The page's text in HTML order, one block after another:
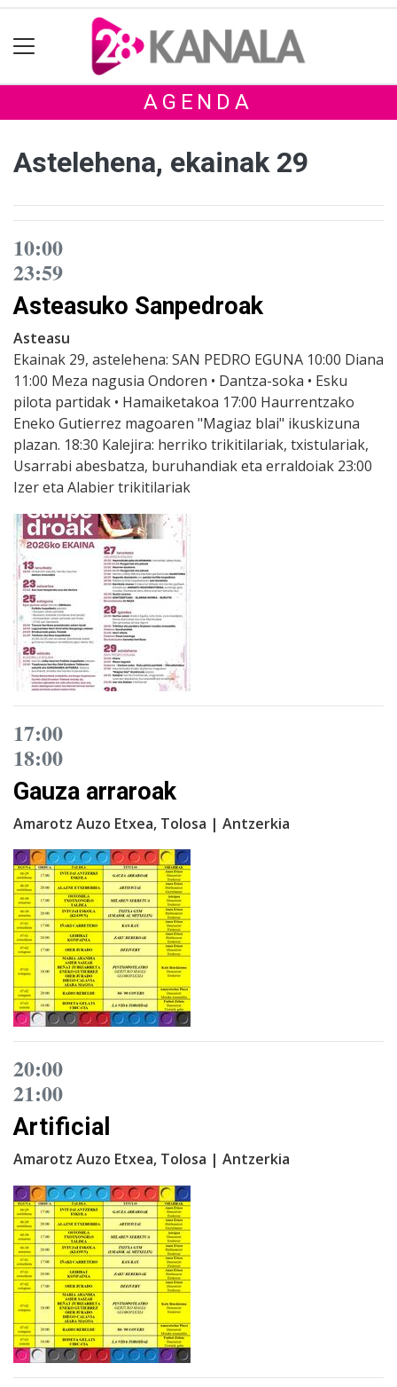
AGENDA
Astelehena, ekainak 29
10:00
23:59
Asteasuko Sanpedroak
Asteasu
Ekainak 29, astelehena: SAN PEDRO EGUNA 10:00 Diana
11:00 Meza nagusia Ondoren • Dantza-soka • Esku
pilota partidak • Hamaiketakoa 17:00 Haurrentzako
Eneko Gutierrez magoaren "Magiaz blai" ikuskizuna
plazan. 18:30 Kalejira: herriko trikitilariak, txistulariak,
Usarrabi abesbatza, buruhandiak eta erraldoiak 23:00
Izer eta Alabier trikitilariak
17:00
18:00
Gauza arraroak
Amarotz Auzo Etxea, Tolosa | Antzerkia
20:00
21:00
Artificial
Amarotz Auzo Etxea, Tolosa | Antzerkia